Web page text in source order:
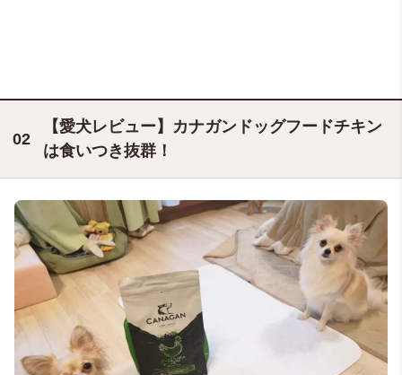
【愛犬レビュー】カナガンドッグフードチキン
は食いつき抜群！